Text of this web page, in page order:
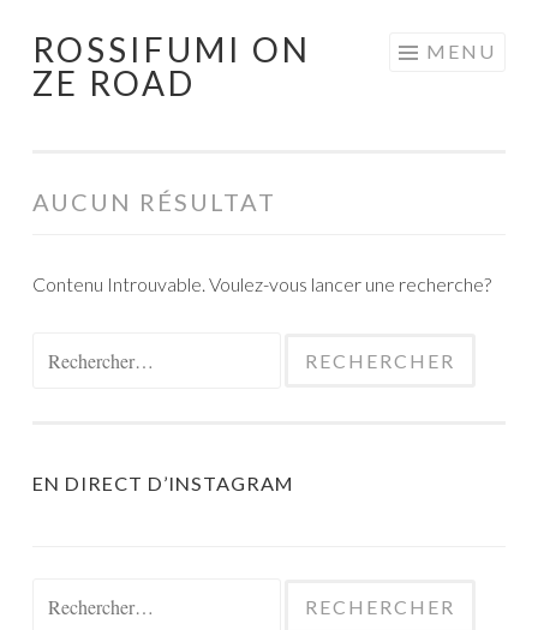
Aller
au
ROSSIFUMI ON
ZE ROAD
MENU
AUCUN RÉSULTAT
Contenu Introuvable. Voulez-vous lancer une recherche?
EN DIRECT D’INSTAGRAM